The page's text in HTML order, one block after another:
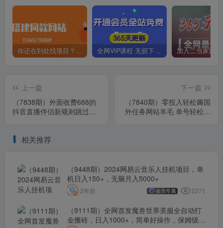
你还在到处找项目？还在当韭菜？我靠卖项目一个月收入5万+，曾经我也是个失败者。 全网VIP课程 无损下载~
上一篇
（7838期）外面收费688的
抖音直播伴侣新规则跳过投
下一篇
（7840期）零投入轻松薅国
外任务网站羊毛 单号轻松五
相关推荐
（9448期）2024网易云音乐人挂机项目，单
机日入150+，无脑月入5000+
2年前 会员专属 2271
（9111期）全网首发魔兽世界美服全自动打
金搬砖，日入1000+，简单好操作，保姆级教